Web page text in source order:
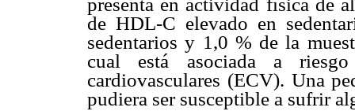
presenta en actividad física de
de HDL-C elevado en
sedentarios y 1,0 % de la
cual está asociada a riesgo
cardiovasculares (ECV). Una
pudiera ser susceptible a sufrir